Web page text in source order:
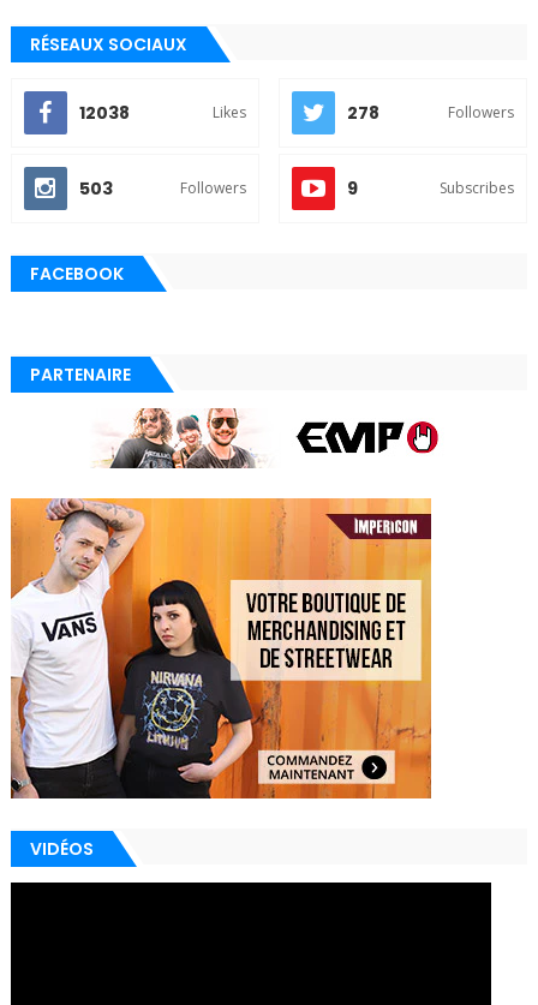
RÉSEAUX SOCIAUX
12038 Likes 278 Followers
503 Followers 9 Subscribes
FACEBOOK
PARTENAIRE
VIDÉOS